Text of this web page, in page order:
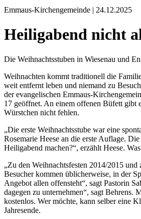
Emmaus-Kirchengemeinde | 24.12.2025
Heiligabend nicht
Die Weihnachtsstuben in Wiesenau und
Weihnachten kommt traditionell die
weit entfernt leben und niemand zu
der evangelischen Emmaus-
17 geöffnet. An einem offenen Büfett gibt
Würstchen nicht fehlen.
„Die erste Weihnachtsstube war eine
Rosemarie Heese an die erste Auflage.
Heiligabend machen?“, erzählt Heese.
„Zu den Weihnachtsfesten 2014/2015
Besucher kommen üblicherweise, in der
Angebot allen offensteht“, sagt Pastorin
dagegen zu unternehmen“, sagt Behrens.
kostenlos. Wer möchte, kann selber eine
Jahresende.